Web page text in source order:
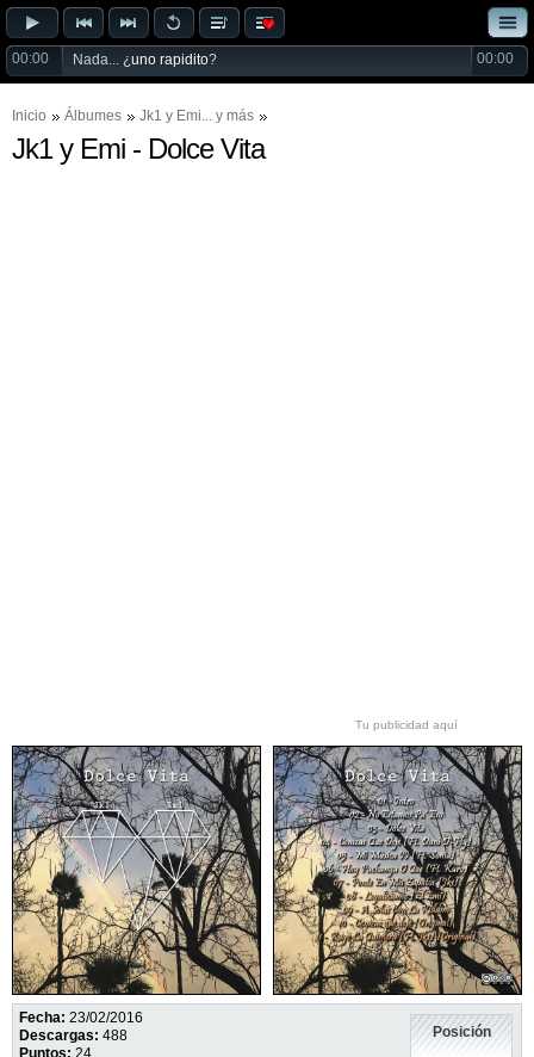
00:00 Nada... ¿uno rapidito? 00:00
Inicio Álbumes Jk1 y Emi... y más
Jk1 y Emi - Dolce Vita
Tu publicidad aquí
Fecha: 23/02/2016
Descargas: 488
Puntos: 24
Posición